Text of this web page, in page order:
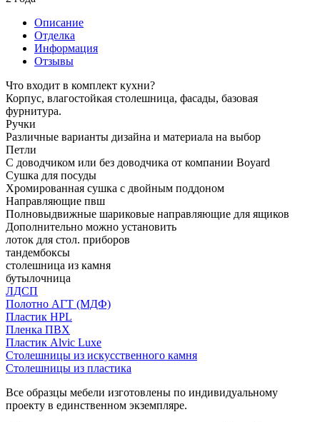
Описание
Отделка
Информация
Отзывы
Что входит в комплект кухни?
Корпус, влагостойкая столешница, фасады, базовая
фурнитура.
Ручки
Различные варианты дизайна и материала на выбор
Петли
С доводчиком или без доводчика от компании Boyard
Сушка для посуды
Хромированная сушка с двойным поддоном
Направляющие пвш
Полновыдвижные шариковые направляющие для ящиков
Дополнительно можно установить
лоток для стол. приборов
тандембоксы
столешница из камня
бутылочница
ЛДСП
Полотно АГТ (МДФ)
Пластик HPL
Пленка ПВХ
Пластик Alvic Luxe
Столешницы из искусственного камня
Столешницы из пластика
Все образцы мебели изготовлены по индивидуальному
проекту в единственном экземпляре.